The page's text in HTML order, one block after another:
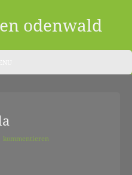
odenwald
kommentieren